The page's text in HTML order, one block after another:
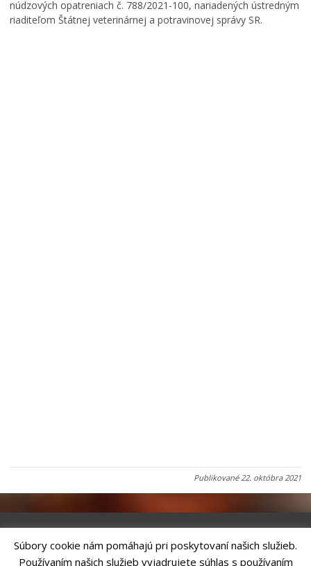
núdzových opatreniach č. 788/2021-100, nariadených ústredným
riaditeľom Štátnej veterinárnej a potravinovej správy SR.
Publikované22. októbra 2021
Riešenie ANTIK SMART CITY
| Technický prevádzkovateľ – MVI
Súbory cookie nám pomáhajú pri poskytovaní našich služieb.
Používaním našich služieb vyjadrujete súhlas s používaním